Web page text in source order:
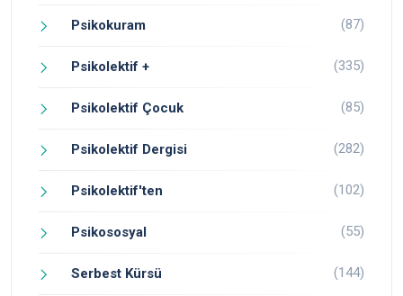
Psikokuram (87)
Psikolektif + (335)
Psikolektif Çocuk (85)
Psikolektif Dergisi (282)
Psikolektif'ten (102)
Psikososyal (55)
Serbest Kürsü (144)